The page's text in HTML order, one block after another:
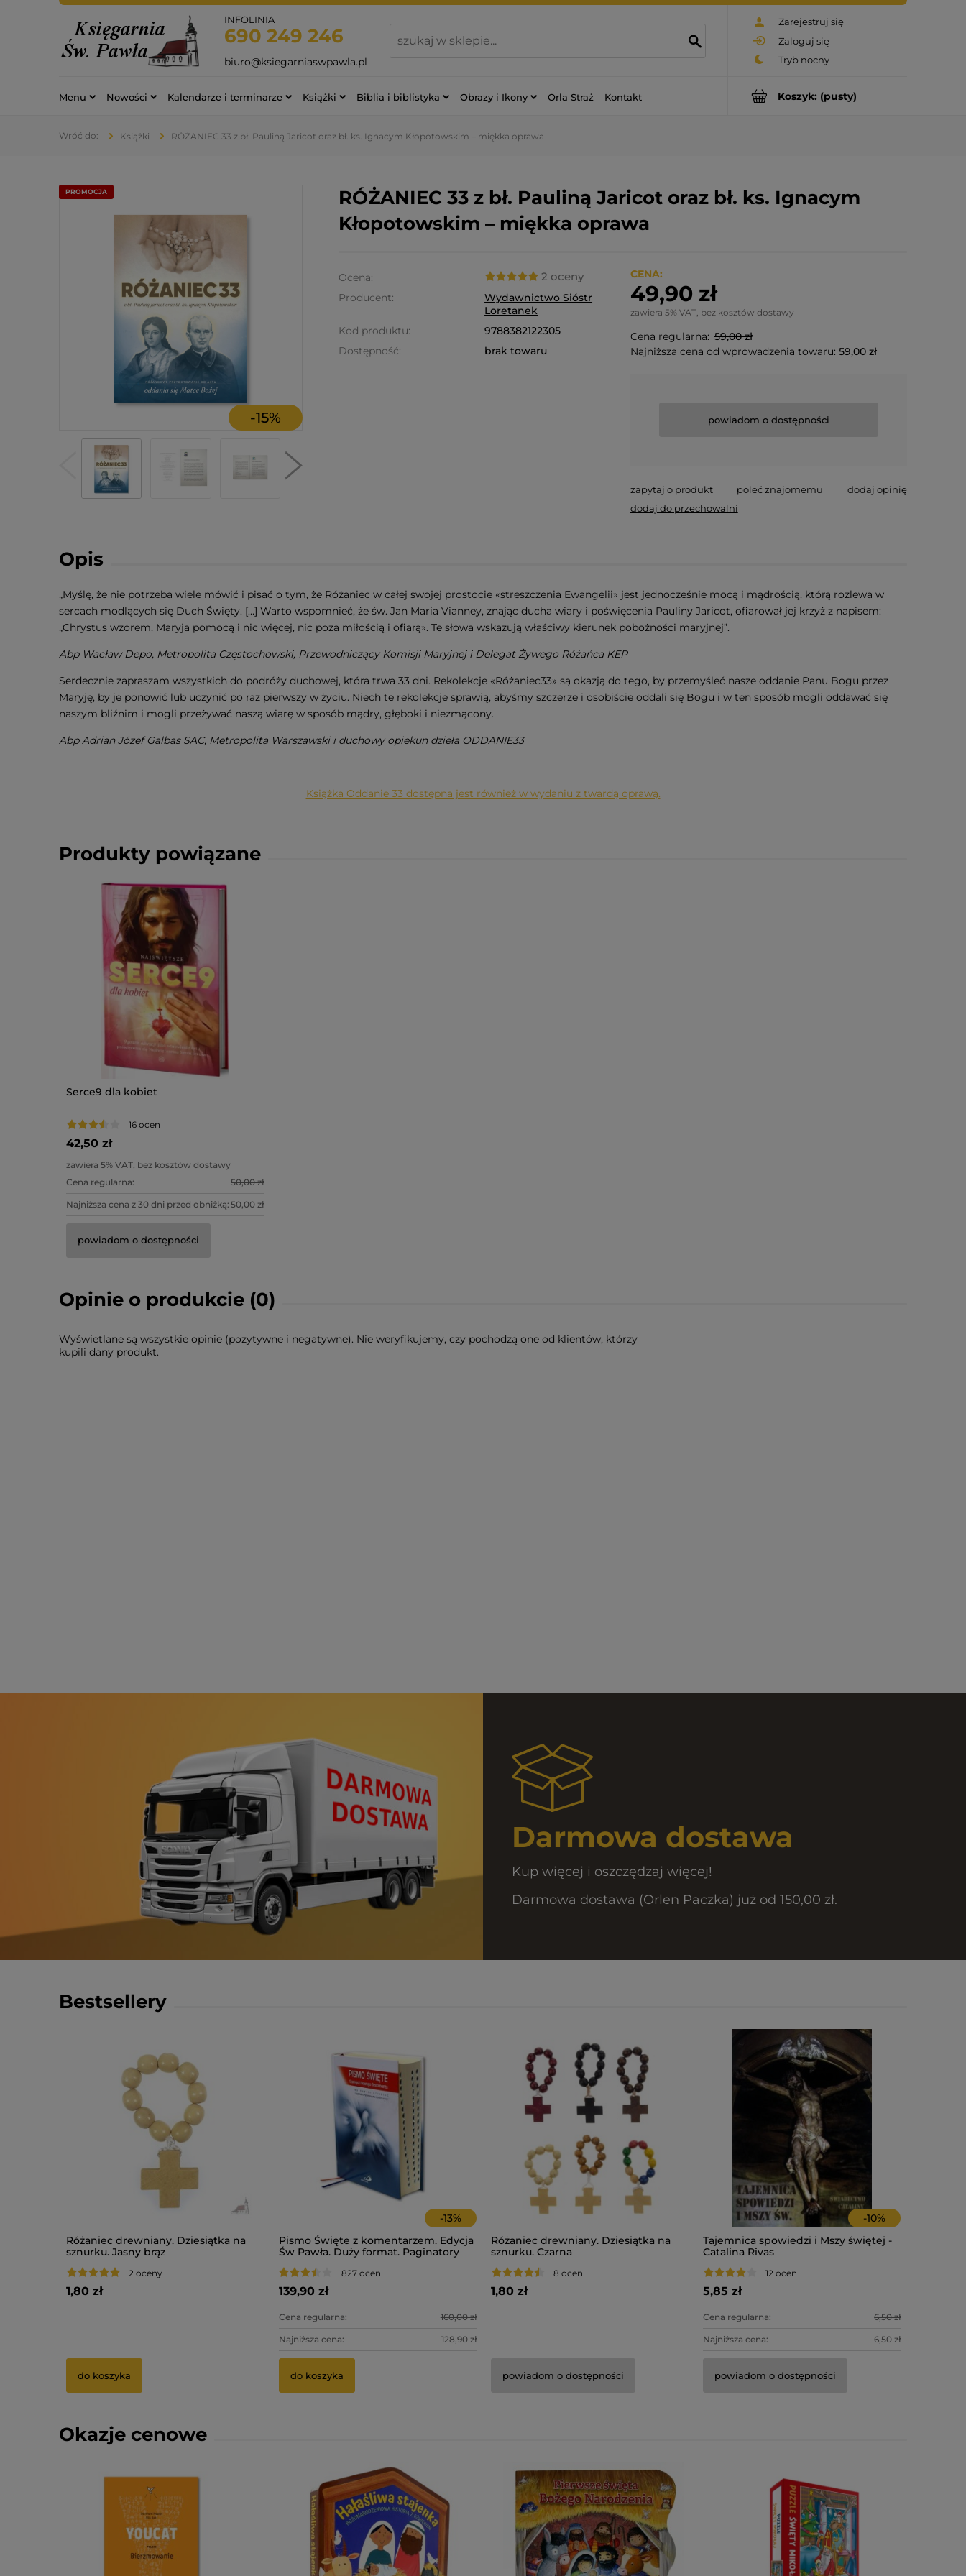
Zarejestruj się
Zaloguj się
INFOLINIA
690 249 246
biuro@ksiegarniaswpawla.pl
Koszyk: (pusty)
Menu Nowości Kalendarze i terminarze Książki Biblia i biblistyka Obrazy i Ikony Orla Straż Kontakt
Książki RÓŻANIEC 33 z bł. Pauliną Jaricot oraz bł. ks. Ignacym Kłopotowskim – miękka oprawa
RÓŻANIEC 33 z bł. Pauliną Jaricot oraz bł. ks. Ignacym
Kłopotowskim – miękka oprawa
PROMOCJA
-15%
Ocena: 2 oceny
Producent:
Wydawnictwo Sióstr
Loretanek
Kod produktu:
9788382122305
Dostępność:
brak towaru
CENA:
49,90 zł
zawiera 5% VAT, bez kosztów dostawy
Cena regularna: 59,00 zł
Najniższa cena od wprowadzenia towaru: 59,00 zł
powiadom o dostępności
zapytaj o produkt poleć znajomemu
dodaj opinię
dodaj do przechowalni
Opis
„Myślę, że nie potrzeba wiele mówić i pisać o tym, że Różaniec w całej swojej prostocie «streszczenia Ewangelii» jest jednocześnie mocą i mądrością, którą rozlewa w
sercach modlących się Duch Święty. […] Warto wspomnieć, że św. Jan Maria Vianney, znając ducha wiary i poświęcenia Pauliny Jaricot, ofiarował jej krzyż z napisem:
„Chrystus wzorem, Maryja pomocą i nic więcej, nic poza miłością i ofiarą». Te słowa wskazują właściwy kierunek pobożności maryjnej”.
Abp Wacław Depo, Metropolita Częstochowski, Przewodniczący Komisji Maryjnej i Delegat Żywego Różańca KEP
Serdecznie zapraszam wszystkich do podróży duchowej, która trwa 33 dni. Rekolekcje «Różaniec33» są okazją do tego, by przemyśleć nasze oddanie Panu Bogu przez
Maryję, by je ponowić lub uczynić po raz pierwszy w życiu. Niech te rekolekcje sprawią, abyśmy szczerze i osobiście oddali się Bogu i w ten sposób mogli oddawać się
naszym bliźnim i mogli przeżywać naszą wiarę w sposób mądry, głęboki i niezmącony.
Abp Adrian Józef Galbas SAC, Metropolita Warszawski i duchowy opiekun dzieła ODDANIE33
Książka Oddanie 33 dostępna jest również w wydaniu z twardą oprawą.
Produkty powiązane
Serce9 dla kobiet
16 ocen
42,50 zł
zawiera 5% VAT, bez kosztów dostawy
Cena regularna:
50,00 zł
Najniższa cena z 30 dni przed obniżką: 50,00 zł
powiadom o dostępności
Opinie o produkcie (0)
Wyświetlane są wszystkie opinie (pozytywne i negatywne). Nie weryfikujemy, czy pochodzą one od klientów, którzy
kupili dany produkt.
Darmowa dostawa
Kup więcej i oszczędzaj więcej!
Darmowa dostawa (Orlen Paczka) już od 150,00 zł.
Bestsellery
Różaniec drewniany. Dziesiątka na
sznurku. Jasny brąz
2 oceny
1,80 zł
do koszyka
-13%
Pismo Święte z komentarzem. Edycja
Św Pawła. Duży format. Paginatory
827 ocen
139,90 zł
Cena regularna: 160,00 zł
Najniższa cena: 128,90 zł
do koszyka
Różaniec drewniany. Dziesiątka na
sznurku. Czarna
8 ocen
1,80 zł
powiadom o dostępności
-10%
Tajemnica spowiedzi i Mszy świętej -
Catalina Rivas
12 ocen
5,85 zł
Cena regularna: 6,50 zł
Najniższa cena: 6,50 zł
powiadom o dostępności
Okazje cenowe